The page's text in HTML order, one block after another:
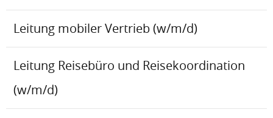
Leitung mobiler Vertrieb (w/m/d)
Leitung Reisebüro und Reisekoordination
(w/m/d)